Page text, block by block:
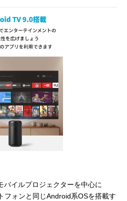
バイルプロジェクターを中心に
フォンと同じAndroid系OSを搭載す